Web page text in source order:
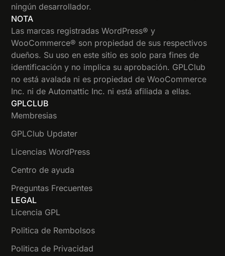
ningún desarrollador.
NOTA
Las marcas registradas WordPress® y
WooCommerce® son propiedad de sus respectivos
dueños. Su uso en este sitio es solo para fines de
identificación y no implica su aprobación. GPLClub
no está avalada ni es propiedad de WooCommerce
Inc. ni de Automattic Inc. ni está afiliada a ellas.
GPLCLUB
Membresias
GPLClub Updater
Licencias WordPress
Centro de ayuda
Preguntas Frecuentes
LEGAL
Licencia GPL
Politica de Rembolsos
Politica de Privacidad